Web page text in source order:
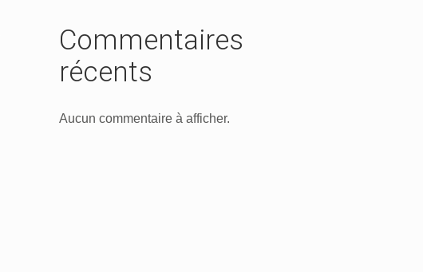
Commentaires
récents
Aucun commentaire à afficher.